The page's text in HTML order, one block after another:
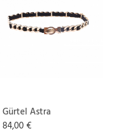
Gürtel Astra
84,00 €